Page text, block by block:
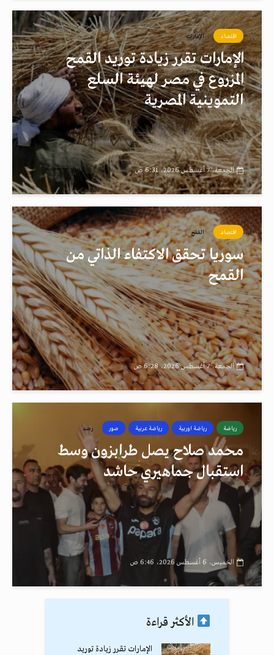
اقتصاد الإمارات
الإمارات تقرر زيادة توريد القمح
المزروع في مصر لهيئة السلع
التموينية المصرية
الجمعة، 7 أغسطس 2026، 6:31 ص
اقتصاد القمح
سوريا تحقق الاكتفاء الذاتي من
القمح
الجمعة، 7 أغسطس 2026، 6:28 ص
رياضة رياضة اوربية رياضة عربية صور رصد
محمد صلاح يصل طرابزون وسط
استقبال جماهيري حاشد
الخميس، 6 أغسطس 2026، 6:46 ص
الأكثر قراءة
الإمارات تقرر زيادة توريد